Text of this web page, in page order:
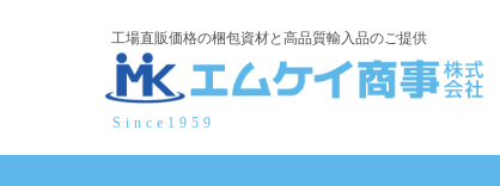
工場直販価格の梱包資材と高品質輸入品のご提供
Since1959